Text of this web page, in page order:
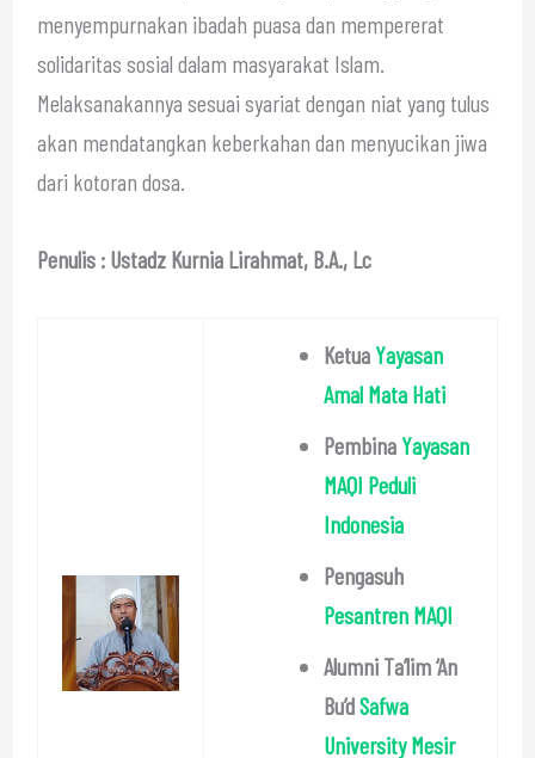
menyempurnakan ibadah puasa dan mempererat
solidaritas sosial dalam masyarakat Islam.
Melaksanakannya sesuai syariat dengan niat yang tulus
akan mendatangkan keberkahan dan menyucikan jiwa
dari kotoran dosa.
Penulis : Ustadz Kurnia Lirahmat, B.A., Lc
Ketua Yayasan
Amal Mata Hati
Pembina Yayasan
MAQI Peduli
Indonesia
Pengasuh
Pesantren MAQI
Alumni Ta’lim ‘An
Bu’dSafwa
University Mesir